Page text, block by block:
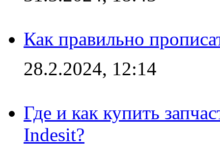
Как правильно
28.2.2024, 12:14
Где и как купить
Indesit?